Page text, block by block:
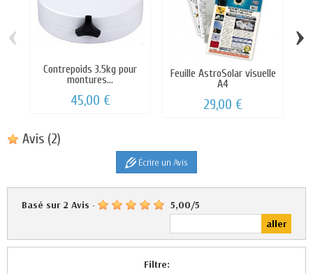
Contrepoids 3.5kg pour
montures...
45,00 €
Feuille AstroSolar visuelle
A4
29,00 €
‹ ›
Avis (2)
Écrire un Avis
Basé sur 2 Avis - 5,00/5
Filtre: